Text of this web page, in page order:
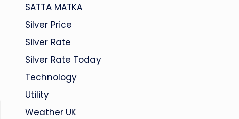
SATTA MATKA
Silver Price
Silver Rate
Silver Rate Today
Technology
Utility
Weather UK